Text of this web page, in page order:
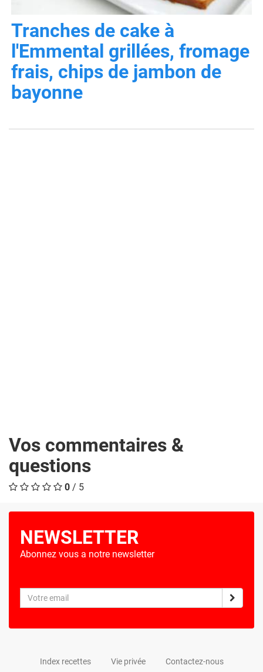
Tranches de cake à
l'Emmental grillées, fromage
frais, chips de jambon de
bayonne
Vos commentaires &
questions
0 / 5
NEWSLETTER
Abonnez vous a notre newsletter
Index recettes Vie privée Contactez-nous